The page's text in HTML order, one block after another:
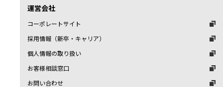
運営会社
コーポレートサイト
採用情報（新卒・キャリア）
個人情報の取り扱い
お客様相談窓口
お問い合わせ